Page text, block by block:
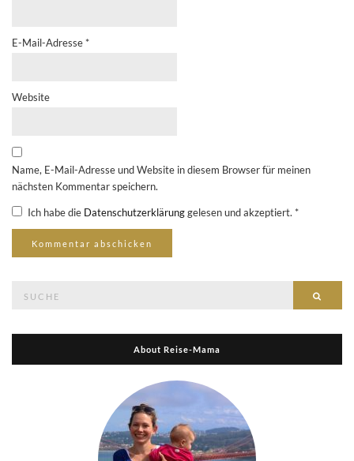
E-Mail-Adresse *
Website
Name, E-Mail-Adresse und Website in diesem Browser für meinen
nächsten Kommentar speichern.
Ich habe die Datenschutzerklärunggelesen und akzeptiert. *
About Reise-Mama